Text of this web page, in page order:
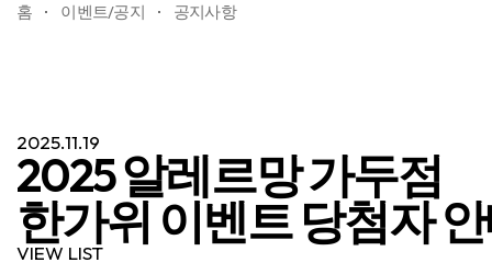
홈 이벤트/공지 공지사항
2025.11.19
2025 알레르망 가두점
한가위 이벤트 당첨자
VIEW LIST